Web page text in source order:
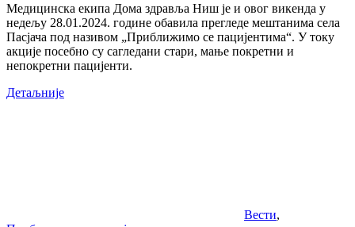
Медицинска екипа Дома здравља Ниш је и овог викенда у
недељу 28.01.2024. године обавила прегледе мештанима села
Пасјача под називом „Приближимо се пацијентима“. У току
акције посебно су сагледани стари, мање покретни и
непокретни пацијенти.
Детаљније
Вести,